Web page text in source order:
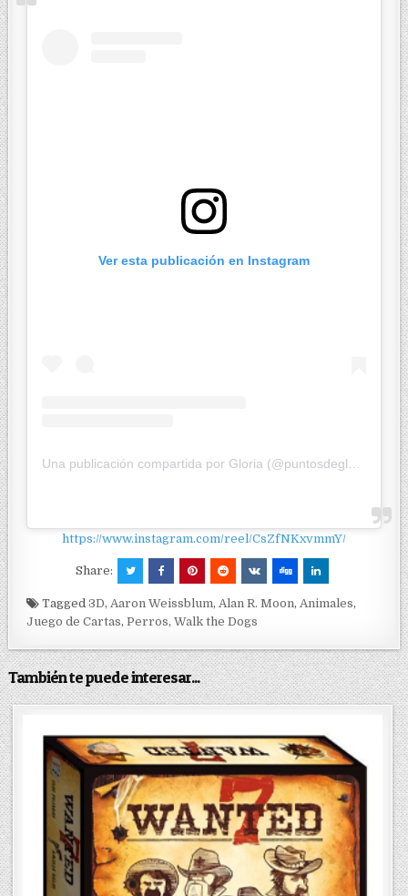
Ver esta publicación en Instagram
https://www.instagram.com/reel/CsZfNKxvmmY/
Share:
Tagged3D, Aaron Weissblum, Alan R. Moon, Animales,
Juego de Cartas,Perros,Walk the Dogs
También te puede interesar...